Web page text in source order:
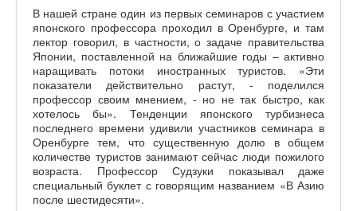
В нашей стране один из первых семинаров с участием
японского профессора проходил в Оренбурге, и там
лектор говорил, в частности, о задаче правительства
Японии, поставленной на ближайшие годы – активно
наращивать потоки иностранных туристов. «Эти
показатели действительно растут, - поделился
профессор своим мнением, - но не так быстро, как
хотелось бы». Тенденции японского турбизнеса
последнего времени удивили участников семинара в
Оренбурге тем, что существенную долю в общем
количестве туристов занимают сейчас люди пожилого
возраста. Профессор Судзуки показывал даже
специальный буклет с говорящим названием «В Азию
после шестидесяти».